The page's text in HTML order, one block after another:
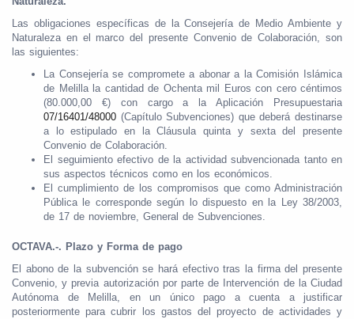
Las obligaciones específicas de la Consejería de Medio Ambiente y
Naturaleza en el marco del presente Convenio de Colaboración, son
las siguientes:
La Consejería se compromete a abonar a la Comisión Islámica
de Melilla la cantidad de Ochenta mil Euros con cero céntimos
(80.000,00 €) con cargo a la Aplicación Presupuestaria
07/16401/48000 (Capítulo Subvenciones) que deberá destinarse
a lo estipulado en la Cláusula quinta y sexta del presente
Convenio de Colaboración.
El seguimiento efectivo de la actividad subvencionada tanto en
sus aspectos técnicos como en los económicos.
El cumplimiento de los compromisos que como Administración
Pública le corresponde según lo dispuesto en la Ley 38/2003,
de 17 de noviembre, General de Subvenciones.
OCTAVA.-. Plazo y Forma de pago
El abono de la subvención se hará efectivo tras la firma del presente
Convenio, y previa autorización por parte de Intervención de la Ciudad
Autónoma de Melilla, en un único pago a cuenta a justificar
posteriormente para cubrir los gastos del proyecto de actividades y